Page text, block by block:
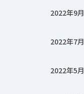
2022年9月
2022年7月
2022年5月